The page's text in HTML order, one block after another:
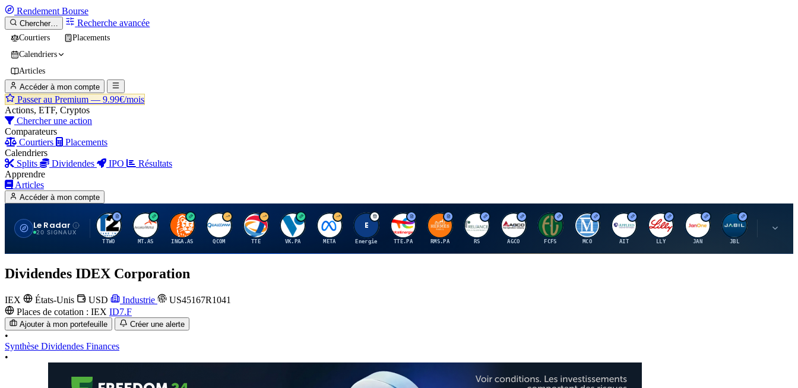
Rendement Bourse
Chercher… Recherche avancée
Courtiers
Placements
Calendriers
Articles
Accéder à mon compte
Passer au Premium — 9.99€/mois
Actions, ETF, Cryptos
Chercher une action
Comparateurs
Courtiers
Placements
Calendriers
Splits
Dividendes IPO
Résultats
Apprendre
Articles
Accéder à mon compte
Le Radar
20 SIGNAUX
T
TTWO
A
MT.AS
I
INGA.AS
Q
QCOM
T
TTE
V
VK.PA
M
META
E
Energie
T
TTE.PA
H
RMS.PA
R
RS
A
AGCO
F
FCFS
M
MCO
A
AIT
E
LLY
J
JAN
J
JBL
P
Dividendes IDEX Corporation
IEX États-Unis USD Industrie
US45167R1041
Places de cotation : IEX ID7.F
Ajouter à mon portefeuille Créer une alerte
•
Synthèse Dividendes Finances
•